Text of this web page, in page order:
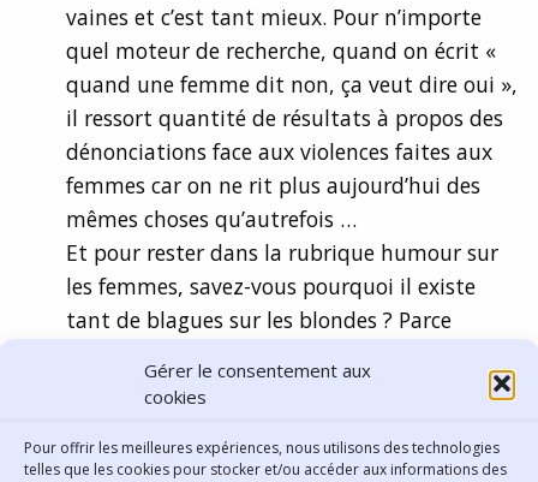
Gérer le consentement aux
cookies
Pour offrir les meilleures expériences, nous utilisons des technologies
telles que les cookies pour stocker et/ou accéder aux informations des
vaines et c’est tant mieux. Pour n’importe
quel moteur de recherche, quand on écrit «
quand une femme dit non, ça veut dire oui »,
il ressort quantité de résultats à propos des
dénonciations face aux violences faites aux
femmes car on ne rit plus aujourd’hui des
mêmes choses qu’autrefois …
Et pour rester dans la rubrique humour sur
les femmes, savez-vous pourquoi il existe
tant de blagues sur les blondes ? Parce
Merci pour votre commentaire.
Comments are closed.